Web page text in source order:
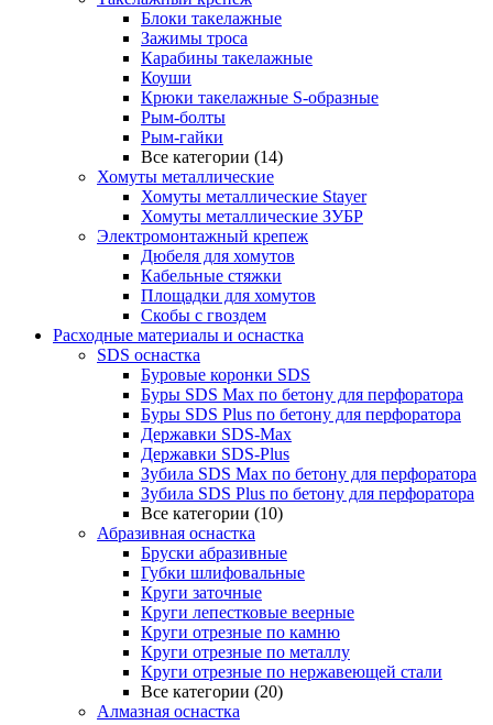
Блоки такелажные
Зажимы троса
Карабины такелажные
Коуши
Крюки такелажные S-образные
Рым-болты
Рым-гайки
Все категории (14)
Хомуты металлические
Хомуты металлические Stayer
Хомуты металлические ЗУБР
Электромонтажный крепеж
Дюбеля для хомутов
Кабельные стяжки
Площадки для хомутов
Скобы с гвоздем
Расходные материалы и оснастка
SDS оснастка
Буровые коронки SDS
Буры SDS Max по бетону для перфоратора
Буры SDS Plus по бетону для перфоратора
Державки SDS-Max
Державки SDS-Plus
Зубила SDS Mах по бетону для перфоратора
Зубила SDS Plus по бетону для перфоратора
Все категории (10)
Абразивная оснастка
Бруски абразивные
Губки шлифовальные
Круги заточные
Круги лепестковые веерные
Круги отрезные по камню
Круги отрезные по металлу
Круги отрезные по нержавеющей стали
Все категории (20)
Алмазная оснастка